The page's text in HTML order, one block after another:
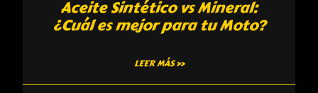
Aceite Sintético vs Mineral:
¿Cuál es mejor para tu Moto?
LEER MÁS »